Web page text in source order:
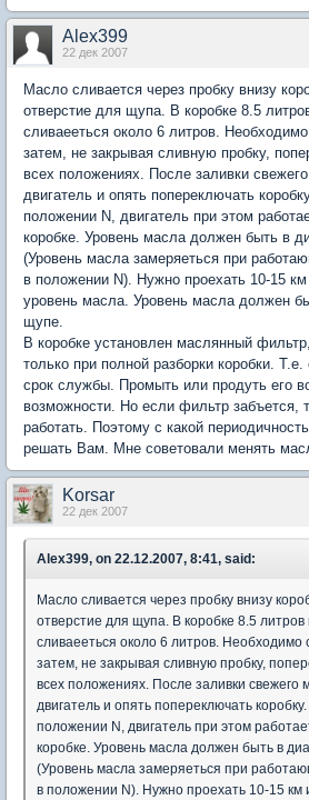
Alex399
22 дек 2007
Масло сливается через пробку внизу
отверстие для щупа. В коробке 8.5
сливаееться около 6 литров.
затем, не закрывая сливную пробку,
всех положениях. После заливки
двигатель и опять попереключать
положении N, двигатель при этом
коробке. Уровень масла должен быть в
(Уровень масла замеряеться при
в положении N). Нужно проехать 10-15
уровень масла. Уровень масла должен
щупе.
В коробке установлен маслянный
только при полной разборки коробки.
срок службы. Промыть или продуть его
возможности. Но если фильтр забъется,
работать. Поэтому с какой
решать Вам. Мне советовали менять
Korsar
22 дек 2007
Alex399, on 22.12.2007, 8:41, said:
Масло сливается через пробку внизу
отверстие для щупа. В коробке 8.5
сливаееться около 6 литров. Необходимо
затем, не закрывая сливную пробку,
всех положениях. После заливки свежего
двигатель и опять попереключать
положении N, двигатель при этом
коробке. Уровень масла должен быть в
(Уровень масла замеряеться при
в положении N). Нужно проехать 10-15 км